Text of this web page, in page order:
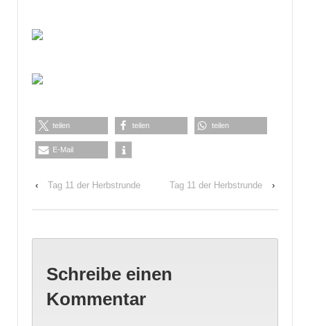
teilen teilen teilen
E-Mail
‹ Tag 11 der Herbstrunde Tag 11 der Herbstrunde ›
Schreibe einen
Kommentar